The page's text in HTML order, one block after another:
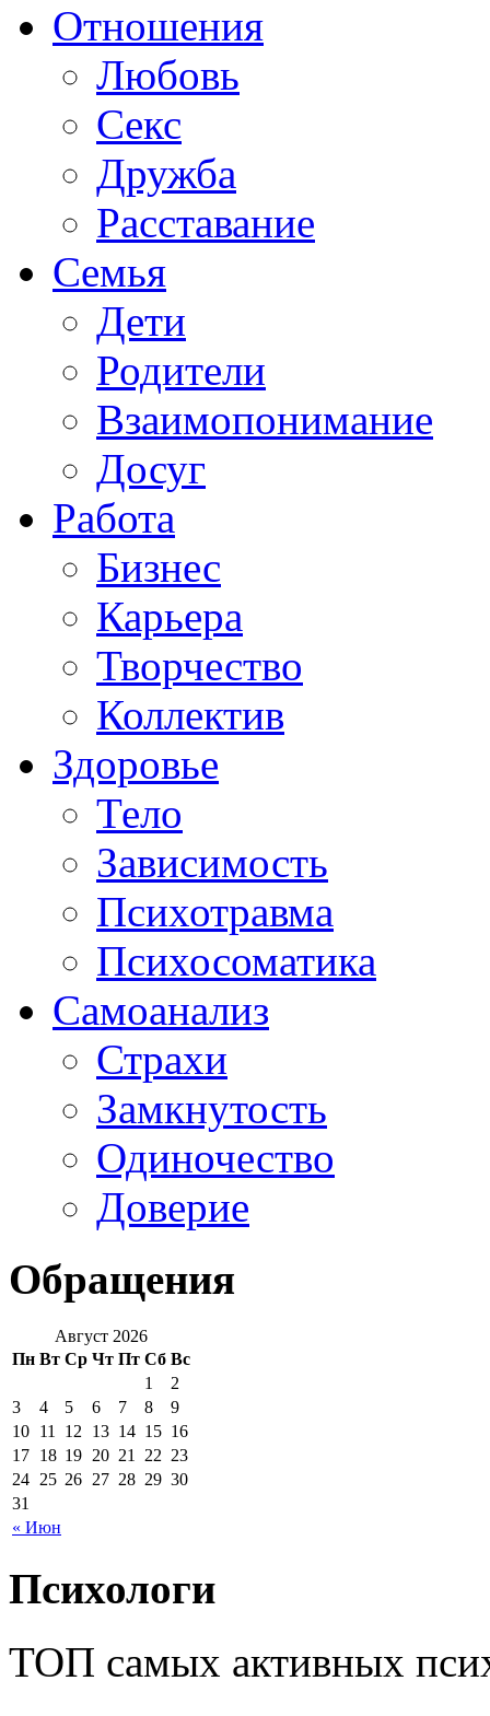
Отношения
Любовь
Секс
Дружба
Расставание
Семья
Дети
Родители
Взаимопонимание
Досуг
Работа
Бизнес
Карьера
Творчество
Коллектив
Здоровье
Тело
Зависимость
Психотравма
Психосоматика
Самоанализ
Страхи
Замкнутость
Одиночество
Доверие
Обращения
Август 2026
Пн Вт Ср Чт Пт Сб Вс
« Июн
1
2
3
4 5 6 7 8
9
10 11 12 13 14 15 16
17 18 19 20 21 22 23
24 25 26 27 28 29 30
31
Психологи
ТОП самых активных